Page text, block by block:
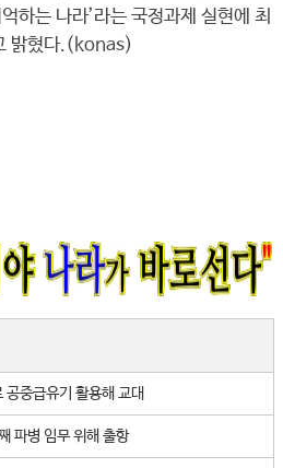
하는 나라’라는 국정과제 실현에 최
밝혔다.(konas)
중급유기 활용해 교대
파병 임무 위해 출항